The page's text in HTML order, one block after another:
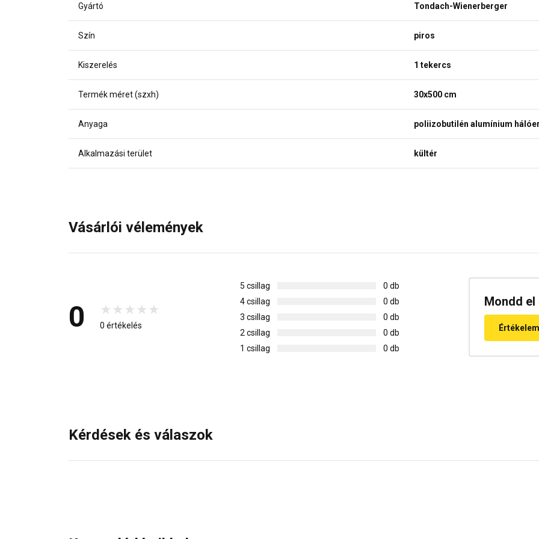
Gyártó Tondach-Wienerberger
Szín piros
Kiszerelés 1 tekercs
Termék méret (szxh) 30x500 cm
Anyaga poliizobutilén alumínium
Alkalmazási terület kültér
Vásárlói vélemények
0 0 értékelés
5 csillag
0 db
4 csillag
0 db
3 csillag
0 db
2 csillag
0 db
1 csillag
0 db
Mondd el
Értékelem
Kérdések és válaszok